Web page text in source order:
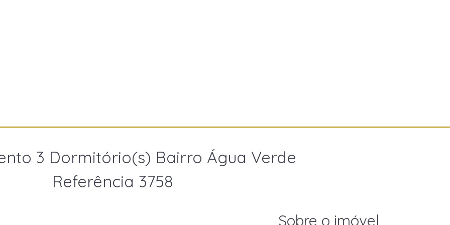
3 Dormitório(s) Bairro Água Verde
Referência 3758
Sobre o imóvel